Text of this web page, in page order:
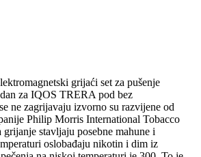
grijaći set za pušenje
za IQOS TRERA pod bez
ne zagrijavaju izvorno su razvijene od
Philip Morris International Tobacco
stavljaju posebne mahune i
oslobađaju nikotin i dim iz